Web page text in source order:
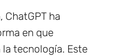
ChatGPT ha
en que
tecnología. Este